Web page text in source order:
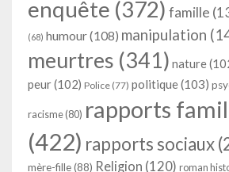
enquête (372) famille
(68) humour(108) manipulation
meurtres (341) nature
peur(102) Police (77) politique(103)
racisme (80) rapports
(422) rapports sociaux
mère-fille(88) Religion (120) roman